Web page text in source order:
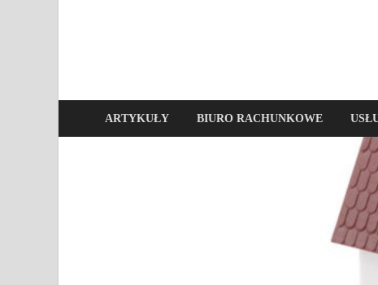
ARTYKUŁY BIURO RACHUNKOWE